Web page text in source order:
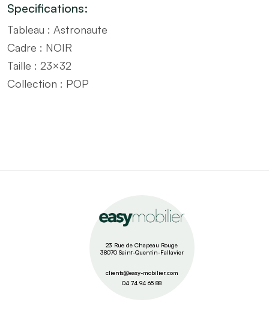
–
Taille
23x32
quantity
Specifications:
Tableau : Astronaute
Cadre : NOIR
Taille : 23×32
Collection : POP
23 Rue de Chapeau Rouge
38070 Saint-Quentin-Fallavier
clients@easy-mobilier.com
04 74 94 65 88